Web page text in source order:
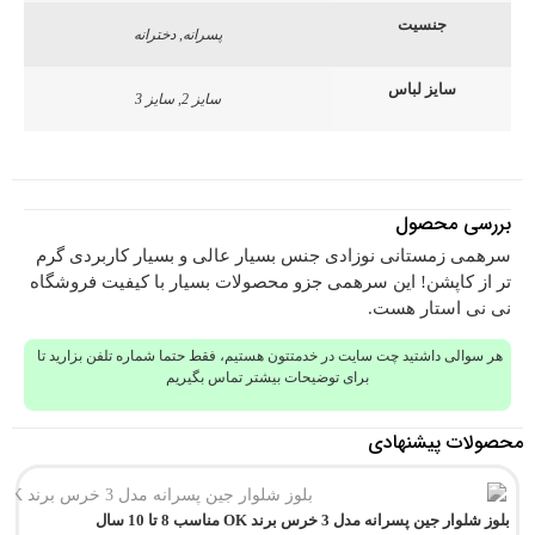
جنسیت
پسرانه, دخترانه
سایز لباس
سایز 2, سایز 3
بررسی محصول
سرهمی زمستانی نوزادی جنس بسیار عالی و بسیار کاربردی گرم
تر از کاپشن! این سرهمی جزو محصولات بسیار با کیفیت فروشگاه
نی نی استار هست.
هر سوالی داشتید چت سایت در خدمتتون هستیم، فقط حتما شماره تلفن بزارید تا
برای توضیحات بیشتر تماس بگیریم
محصولات پیشنهادی
بلوز شلوار جین پسرانه مدل 3 خرس برند OK مناسب 8 تا 10 سال